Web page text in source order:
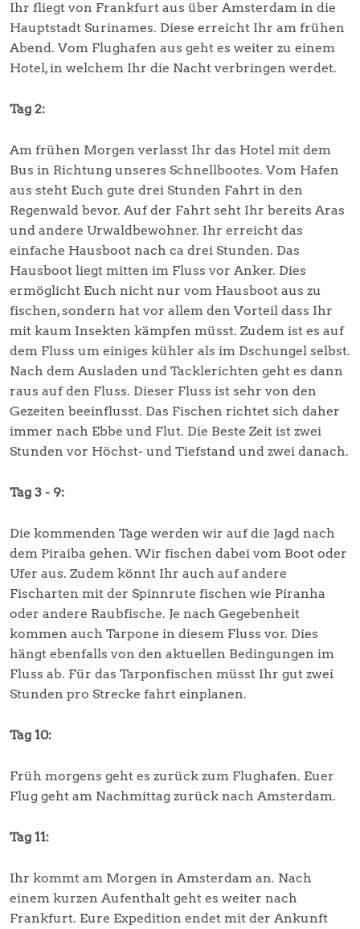
Ihr fliegt von Frankfurt aus über Amsterdam in die
Hauptstadt Surinames. Diese erreicht Ihr am frühen
Abend. Vom Flughafen aus geht es weiter zu einem
Hotel, in welchem Ihr die Nacht verbringen werdet.
Tag 2:
Am frühen Morgen verlasst Ihr das Hotel mit dem
Bus in Richtung unseres Schnellbootes. Vom Hafen
aus steht Euch gute drei Stunden Fahrt in den
Regenwald bevor. Auf der Fahrt seht Ihr bereits Aras
und andere Urwaldbewohner. Ihr erreicht das
einfache Hausboot nach ca drei Stunden. Das
Hausboot liegt mitten im Fluss vor Anker. Dies
ermöglicht Euch nicht nur vom Hausboot aus zu
fischen, sondern hat vor allem den Vorteil dass Ihr
mit kaum Insekten kämpfen müsst. Zudem ist es auf
dem Fluss um einiges kühler als im Dschungel selbst.
Nach dem Ausladen und Tacklerichten geht es dann
raus auf den Fluss. Dieser Fluss ist sehr von den
Gezeiten beeinflusst. Das Fischen richtet sich daher
immer nach Ebbe und Flut. Die Beste Zeit ist zwei
Stunden vor Höchst- und Tiefstand und zwei danach.
Tag 3 - 9:
Die kommenden Tage werden wir auf die Jagd nach
dem Piraiba gehen. Wir fischen dabei vom Boot oder
Ufer aus. Zudem könnt Ihr auch auf andere
Fischarten mit der Spinnrute fischen wie Piranha
oder andere Raubfische. Je nach Gegebenheit
kommen auch Tarpone in diesem Fluss vor. Dies
hängt ebenfalls von den aktuellen Bedingungen im
Fluss ab. Für das Tarponfischen müsst Ihr gut zwei
Stunden pro Strecke fahrt einplanen.
Tag 10:
Früh morgens geht es zurück zum Flughafen. Euer
Flug geht am Nachmittag zurück nach Amsterdam.
Tag 11:
Ihr kommt am Morgen in Amsterdam an. Nach
einem kurzen Aufenthalt geht es weiter nach
Frankfurt. Eure Expedition endet mit der Ankunft